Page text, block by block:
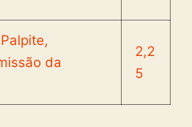
2,2
5